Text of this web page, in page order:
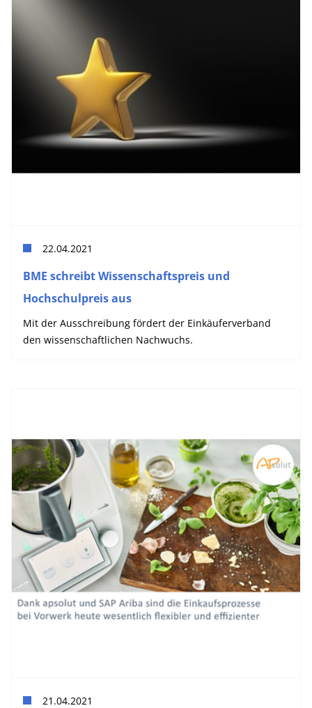
22.04.2021
BME schreibt Wissenschaftspreis und
Hochschulpreis aus
Mit der Ausschreibung fördert der Einkäuferverband
den wissenschaftlichen Nachwuchs.
21.04.2021